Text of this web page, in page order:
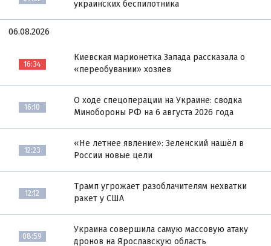
украинских беспилотника
06.08.2026
16:34
Киевская марионетка Запада рассказала о
«переобувании» хозяев
16:10
О ходе спецоперации на Украине: сводка
Минобороны РФ на 6 августа 2026 года
12:23
«Не летнее явление»: Зеленский нашёл в
России новые цели
12:12
Трамп угрожает разоблачителям нехватки
ракет у США
08:59
Украина совершила самую массовую атаку
дронов на Ярославскую область